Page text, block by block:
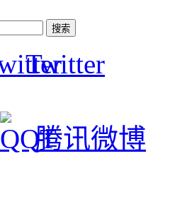
Twitter
腾讯微博